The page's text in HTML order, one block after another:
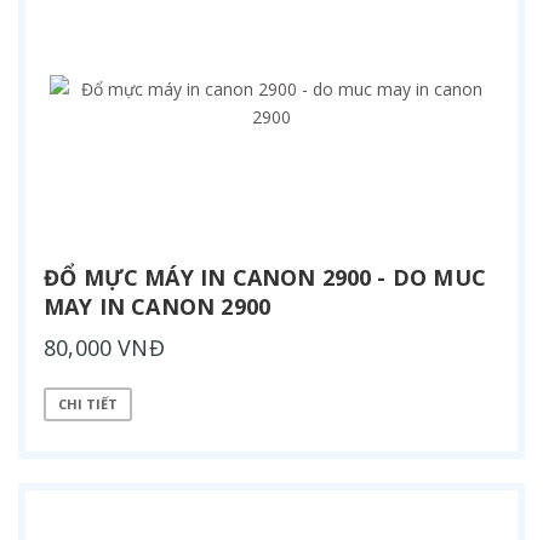
ĐỔ MỰC MÁY IN CANON 2900 - DO MUC
MAY IN CANON 2900
80,000 VNĐ
CHI TIẾT